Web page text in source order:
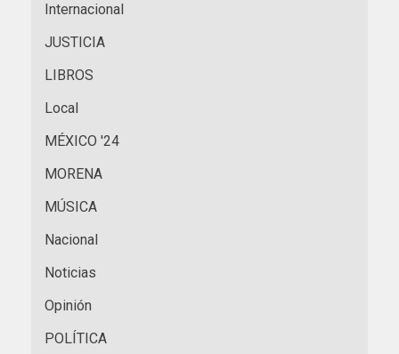
Internacional
JUSTICIA
LIBROS
Local
MÉXICO '24
MORENA
MÚSICA
Nacional
Noticias
Opinión
POLÍTICA